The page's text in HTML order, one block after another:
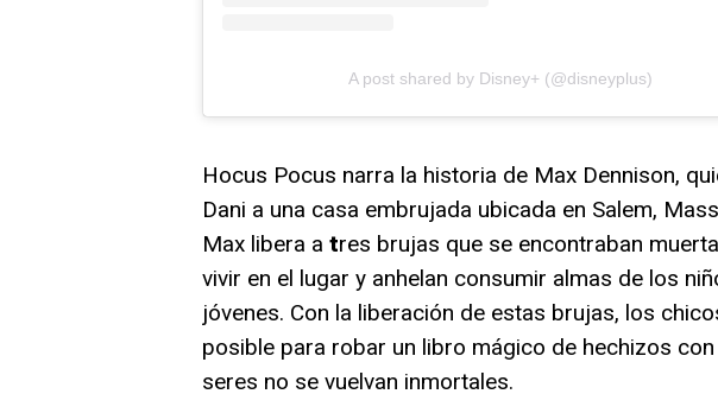
A post shared by Disney+ (@disneyplus)
Hocus Pocus narra la historia de Max Dennison,
Dani a una casa embrujada ubicada en Salem,
Max libera a tres brujas que se encontraban
vivir en el lugar y anhelan consumir almas de los
jóvenes. Con la liberación de estas brujas, los
posible para robar un libro mágico de hechizos
seres no se vuelvan inmortales.